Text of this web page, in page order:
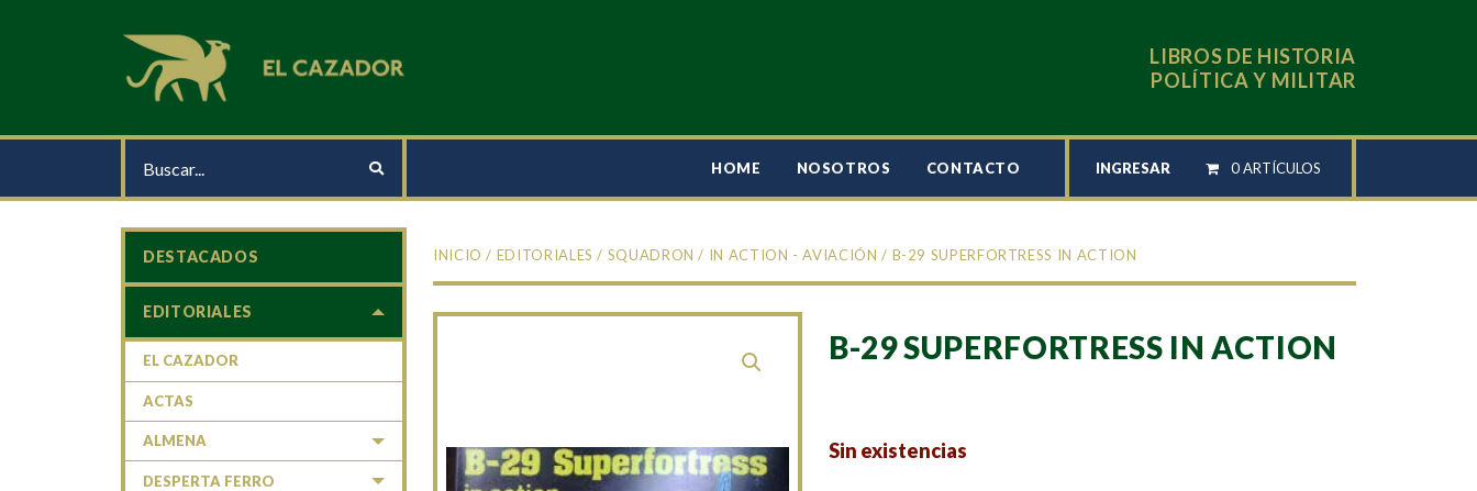
LIBROS DE HISTORIA
POLÍTICA Y MILITAR
HOME NOSOTROS CONTACTO INGRESAR 0 ARTÍCULOS
INICIO / EDITORIALES / SQUADRON / IN ACTION - AVIACIÓN / B-29 SUPERFORTRESS IN ACTION
B-29 SUPERFORTRESS IN ACTION
Sin existencias
DESTACADOS
EDITORIALES
EL CAZADOR
ACTAS
ALMENA
DESPERTA FERRO